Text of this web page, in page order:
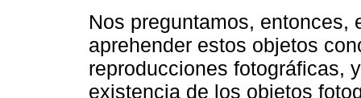
Nos preguntamos, entonces,
aprehender estos objetos
reproducciones fotográficas,
existencia de los objetos